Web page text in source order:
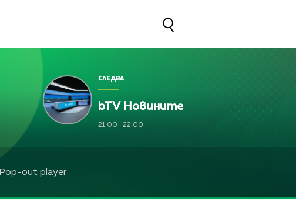
СЛЕДВА
bTV Новините
21:00 22:00
Pop-out player